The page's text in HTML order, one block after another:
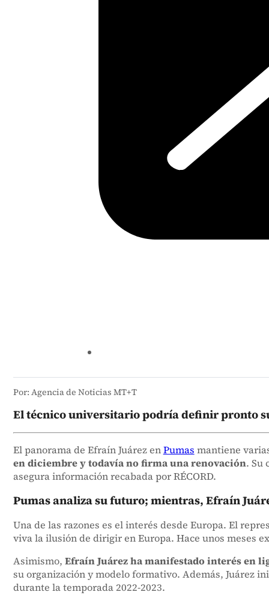
Por: Agencia de Noticias MT+T
El técnico universitario podría definir pronto
El panorama de Efraín Juárez enPumas mantiene
en diciembre y todavía no firma una renovación. Su
asegura información recabada por RÉCORD.
Pumas analiza su futuro; mientras, Efraín
Una de las razones es el interés desde Europa. El
viva la ilusión de dirigir en Europa. Hace unos meses
Asimismo, Efraín Juárez ha manifestado interés en
su organización y modelo formativo. Además, Juárez
durante la temporada 2022-2023.